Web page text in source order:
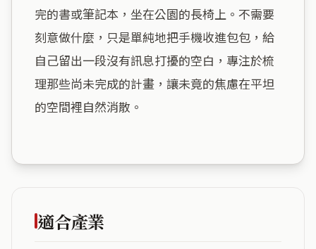
完的書或筆記本，坐在公園的長椅上。不需要
刻意做什麼，只是單純地把手機收進包包，給
自己留出一段沒有訊息打擾的空白，專注於梳
理那些尚未完成的計畫，讓未竟的焦慮在平坦
的空間裡自然消散。
適合產業